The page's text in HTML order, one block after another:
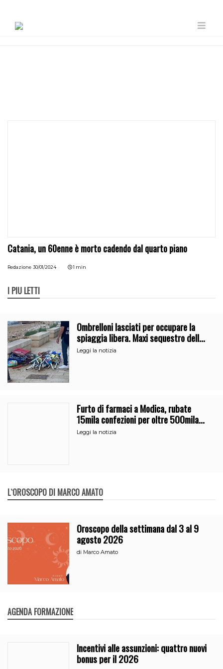
Catania, un 60enne è morto cadendo dal quarto piano
Redazione 30/01/2024 1 min
I PIÙ LETTI
Ombrelloni lasciati per occupare la
spiaggia libera. Maxi sequestro della
Guardia Costiera
Leggi la notizia
Furto di farmaci a Modica, rubate
15mila confezioni per oltre 500mila
euro
Leggi la notizia
L`OROSCOPO DI MARCO AMATO
Oroscopo della settimana dal 3 al 9
agosto 2026
di Marco Amato
AGENDA FORMAZIONE
Incentivi alle assunzioni: quattro nuovi
bonus per il 2026